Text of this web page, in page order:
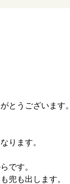
とうございます。
ります。
です。
兜も出します。